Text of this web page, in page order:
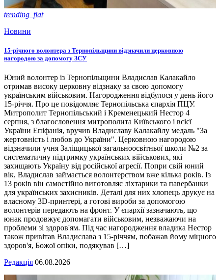
trending_flat
Новини
15-річного волонтера з Тернопільщини відзначили церковною
нагородою за допомогу ЗСУ
Юний волонтер із Тернопільщини Владислав Калакайло
отримав високу церковну відзнаку за свою допомогу
українським військовим. Нагородження відбулося у день його
15-річчя. Про це повідомляє Тернопільська єпархія ПЦУ.
Митрополит Тернопільський і Кременецький Нестор 4
серпня, з благословення митрополита Київського і всієї
України Епіфанія, вручив Владиславу Калакайлу медаль "За
жертовність і любов до України". Церковною нагородою
відзначили учня Заліщицької загальноосвітньої школи №2 за
систематичну підтримку українських військових, які
захищають Україну від російської агресії. Попри свій юний
вік, Владислав займається волонтерством вже кілька років. Із
13 років він самостійно виготовляє ліхтарики та павербанки
для українських захисників. Деталі для них хлопець друкує на
власному 3D-принтері, а готові вироби за допомогою
волонтерів передають на фронт. У єпархії зазначають, що
юнак продовжує допомагати військовим, незважаючи на
проблеми зі здоров'ям. Під час нагородження владика Нестор
також привітав Владислава з 15-річчям, побажав йому міцного
здоров'я, Божої опіки, подякував […]
Редакція 06.08.2026